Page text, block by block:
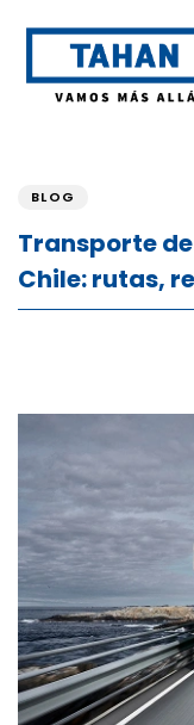
content
BLOG
Transporte
Chile: rutas,